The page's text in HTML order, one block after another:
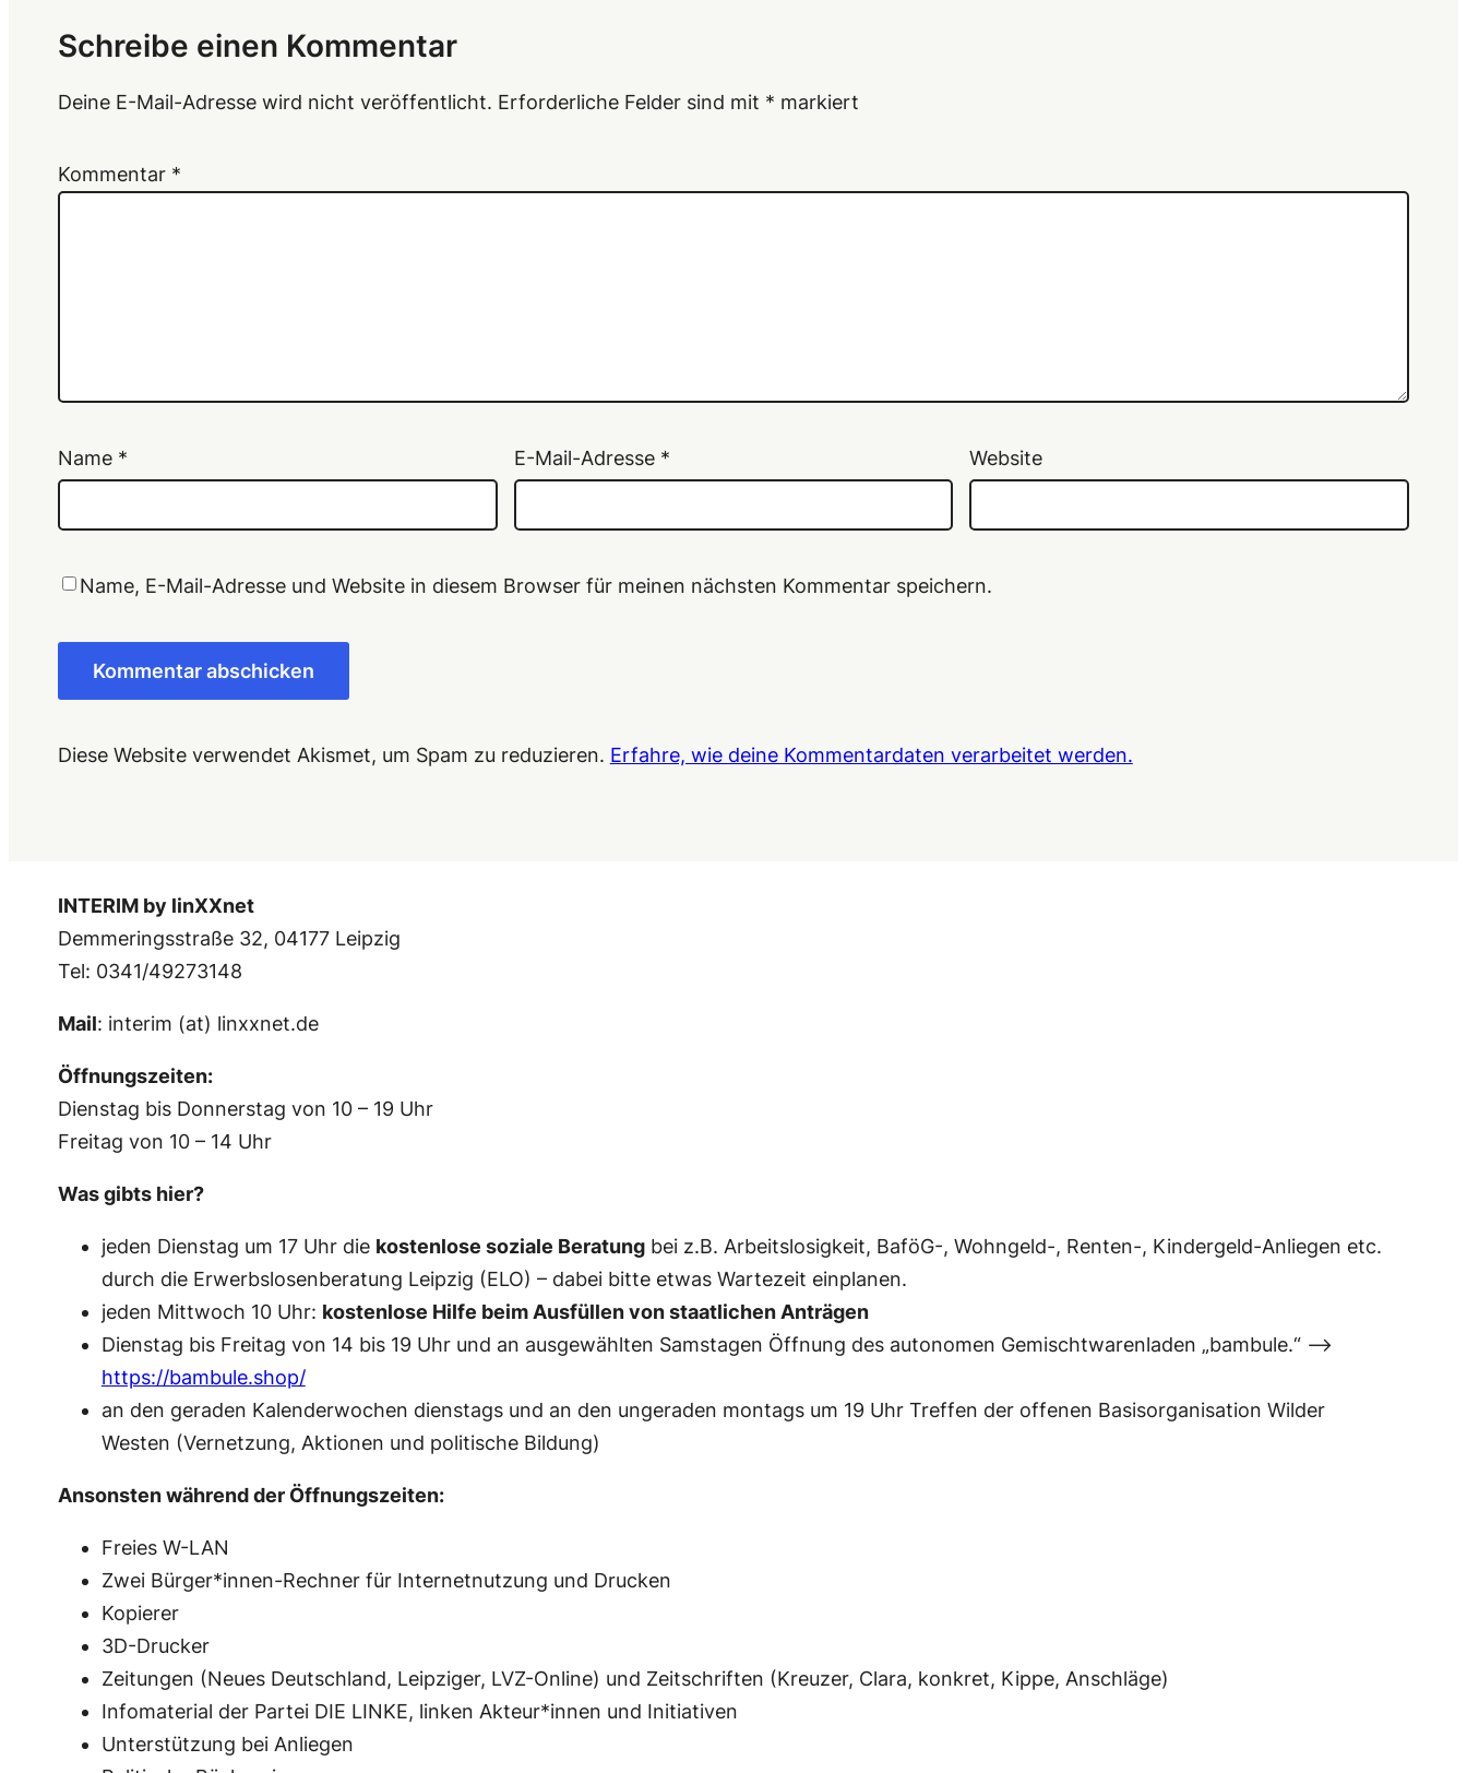
Schreibe einen Kommentar
Deine E-Mail-Adresse wird nicht veröffentlicht. Erforderliche Felder sind mit * markiert
Kommentar *
Name * E-Mail-Adresse * Website
Name, E-Mail-Adresse und Website in diesem Browser für meinen nächsten Kommentar speichern.
Diese Website verwendet Akismet, um Spam zu reduzieren. Erfahre, wie deine Kommentardaten verarbeitet werden.
INTERIM by linXXnet
Demmeringsstraße 32, 04177 Leipzig
Tel: 0341/49273148
Mail: interim (at) linxxnet.de
Öffnungszeiten:
Dienstag bis Donnerstag von 10 – 19 Uhr
Freitag von 10 – 14 Uhr
Was gibts hier?
jeden Dienstag um 17 Uhr die kostenlose soziale Beratungbei z.B. Arbeitslosigkeit, BaföG-, Wohngeld-, Renten-, Kindergeld-Anliegen etc.
durch die Erwerbslosenberatung Leipzig (ELO) – dabei bitte etwas Wartezeit einplanen.
jeden Mittwoch 10 Uhr: kostenlose Hilfe beim Ausfüllen von staatlichen Anträgen
Dienstag bis Freitag von 14 bis 19 Uhr und an ausgewählten Samstagen Öffnung des autonomen Gemischtwarenladen „bambule.“ –>
https://bambule.shop/
an den geraden Kalenderwochen dienstags und an den ungeraden montags um 19 Uhr Treffen der offenen Basisorganisation Wilder
Westen (Vernetzung, Aktionen und politische Bildung)
Ansonsten während der Öffnungszeiten:
Freies W-LAN
Zwei Bürger*innen-Rechner für Internetnutzung und Drucken
Kopierer
3D-Drucker
Zeitungen (Neues Deutschland, Leipziger, LVZ-Online) und Zeitschriften (Kreuzer, Clara, konkret, Kippe, Anschläge)
Infomaterial der Partei DIE LINKE, linken Akteur*innen und Initiativen
Unterstützung bei Anliegen